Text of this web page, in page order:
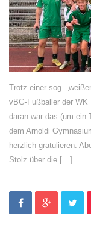
Trotz einer sog.
vBG-Fußballer der WK
daran war das (um ein
dem Arnoldi
herzlich gratulieren.
Stolz über die […]